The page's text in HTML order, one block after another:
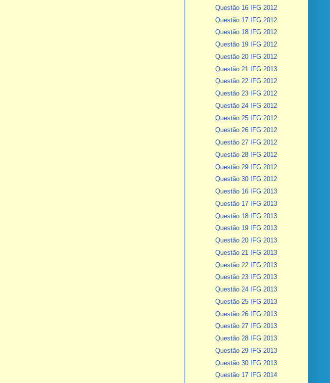
Questão 16 IFG 2012
Questão 17 IFG 2012
Questão 18 IFG 2012
Questão 19 IFG 2012
Questão 20 IFG 2012
Questão 21 IFG 2013
Questão 22 IFG 2012
Questão 23 IFG 2012
Questão 24 IFG 2012
Questão 25 IFG 2012
Questão 26 IFG 2012
Questão 27 IFG 2012
Questão 28 IFG 2012
Questão 29 IFG 2012
Questão 30 IFG 2012
Questão 16 IFG 2013
Questão 17 IFG 2013
Questão 18 IFG 2013
Questão 19 IFG 2013
Questão 20 IFG 2013
Questão 21 IFG 2013
Questão 22 IFG 2013
Questão 23 IFG 2013
Questão 24 IFG 2013
Questão 25 IFG 2013
Questão 26 IFG 2013
Questão 27 IFG 2013
Questão 28 IFG 2013
Questão 29 IFG 2013
Questão 30 IFG 2013
Questão 17 IFG 2014